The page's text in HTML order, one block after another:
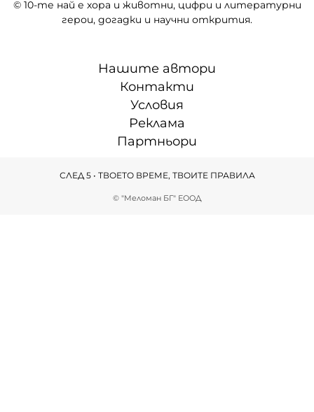
© 10-те най е хора и животни, цифри и литературни
герои, догадки и научни открития.
Нашите автори
Контакти
Условия
Реклама
Партньори
© "Меломан БГ" ЕООД
СЛЕД 5 • ТВОЕТО ВРЕМЕ, ТВОИТЕ ПРАВИЛА